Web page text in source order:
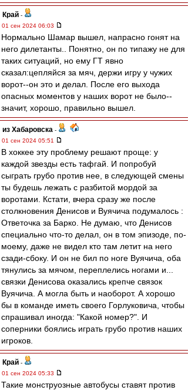
Край -
01 сен 2024 06:03
Нормально Шамар вышел, напрасно гонят на
него дилетанты.. Понятно, он по типажу не для
таких ситуаций, но ему ГТ явно
сказал:цепляйся за мяч, держи игру у чужих
ворот--он это и делал. После его выхода
опасных моментов у наших ворот не было--
значит, хорошо, правильно вышел.
из Хабаровска -
01 сен 2024 05:51
В хоккее эту проблему решают проще: у
каждой звезды есть тафгай. И попробуй
сыграть грубо против нее, в следующей смены
ты будешь лежать с разбитой мордой за
воротами. Кстати, вчера сразу же после
столкновения Денисов и Вуячича подумалось :
Ответочка за Барко. Не думаю, что Денисов
специально что-то делал, он в том эпизоде, по-
моему, даже не видел кто там летит на него
сзади-сбоку. И он не бил по ноге Вуячича, оба
тянулись за мячом, переплелись ногами и...
связки Денисова оказались крепче связок
Вуячича. А могла быть и наоборот. А хорошо
бы в команде иметь своего Горлуковича, чтобы
спрашивал иногда: "Какой номер?". И
соперники боялись играть грубо против наших
игроков.
Край -
01 сен 2024 05:33
Такие монструозные автобусы ставят против